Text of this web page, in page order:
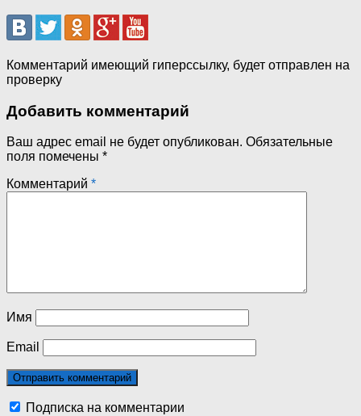
Комментарий имеющий гиперссылку, будет отправлен на
проверку
Добавить комментарий
Ваш адрес email не будет опубликован. Обязательные
поля помечены *
Комментарий *
Имя
Email
Подписка на комментарии